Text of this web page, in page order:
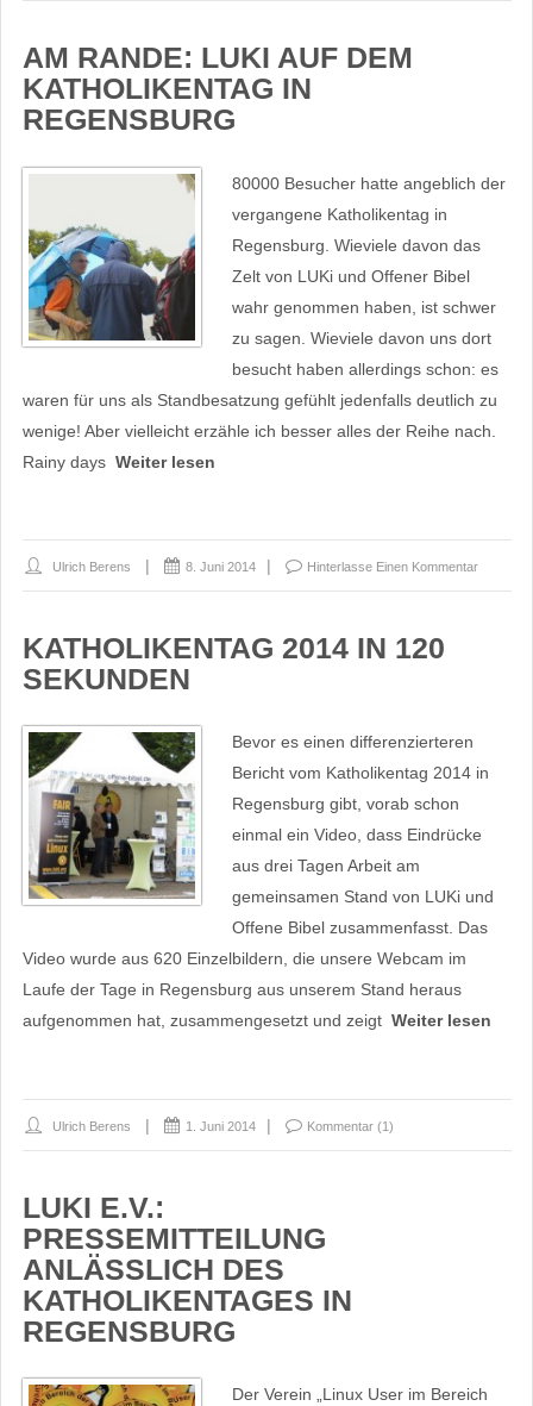
AM RANDE: LUKI AUF DEM
KATHOLIKENTAG IN
REGENSBURG
80000 Besucher hatte angeblich der
vergangene Katholikentag in
Regensburg. Wieviele davon das
Zelt von LUKi und Offener Bibel
wahr genommen haben, ist schwer
zu sagen. Wieviele davon uns dort
besucht haben allerdings schon: es
waren für uns als Standbesatzung gefühlt jedenfalls deutlich zu
wenige! Aber vielleicht erzähle ich besser alles der Reihe nach.
Rainy days Weiter lesen
Ulrich Berens 8. Juni 2014 Hinterlasse Einen Kommentar
KATHOLIKENTAG 2014 IN 120
SEKUNDEN
Bevor es einen differenzierteren
Bericht vom Katholikentag 2014 in
Regensburg gibt, vorab schon
einmal ein Video, dass Eindrücke
aus drei Tagen Arbeit am
gemeinsamen Stand von LUKi und
Offene Bibel zusammenfasst. Das
Video wurde aus 620 Einzelbildern, die unsere Webcam im
Laufe der Tage in Regensburg aus unserem Stand heraus
aufgenommen hat, zusammengesetzt und zeigt Weiter lesen
Ulrich Berens 1. Juni 2014 Kommentar (1)
LUKI E.V.:
PRESSEMITTEILUNG
ANLÄSSLICH DES
KATHOLIKENTAGES IN
REGENSBURG
Der Verein „Linux User im Bereich